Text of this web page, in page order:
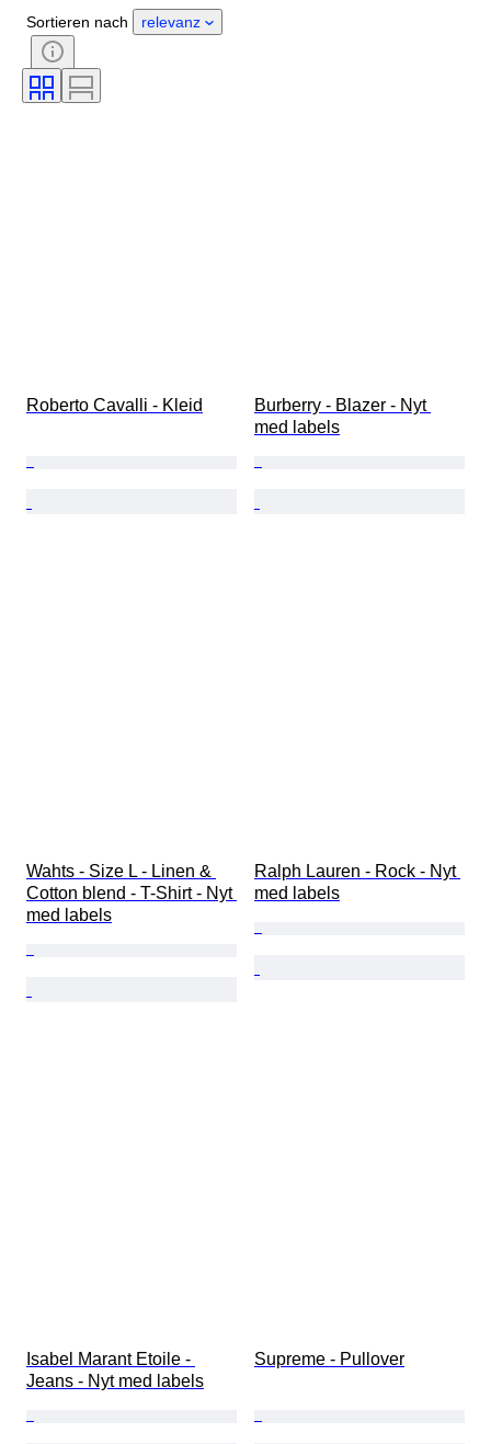
Periode
Farbe
Größe
Angegebene Größe
Muster
Sortieren nach relevanz
Roberto Cavalli - Kleid
Burberry - Blazer - Nyt
med labels
Wahts - Size L - Linen &
Cotton blend - T-Shirt - Nyt
med labels
Ralph Lauren - Rock - Nyt
med labels
Isabel Marant Etoile -
Jeans - Nyt med labels
Supreme - Pullover